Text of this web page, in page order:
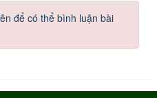
để có thể bình luận bài